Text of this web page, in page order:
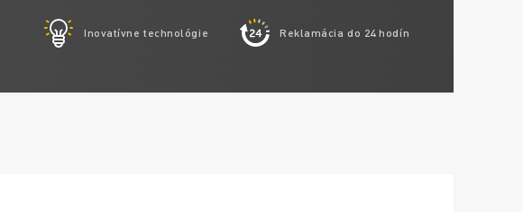
Inovatívne technológie Reklamácia do 24 hodín